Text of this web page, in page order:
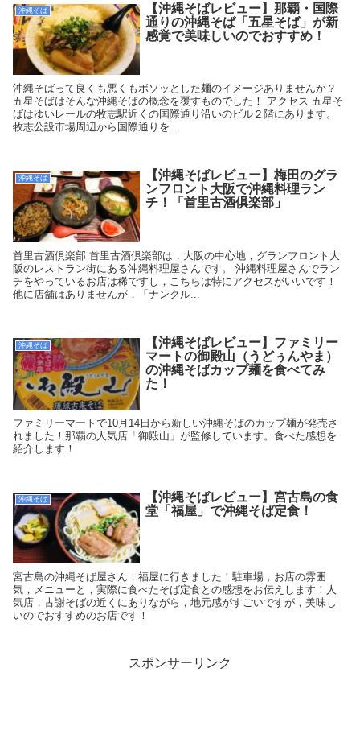
沖縄そば
【沖縄そばレビュー】那覇・国際
通りの沖縄そば「五星そば」が新
感覚で美味しいのでおすすめ！
沖縄そばって良くも悪くもボソッとした麺のイメージありませんか？
五星そばはそんな沖縄そばの概念を覆すものでした！ アクセス 五星そ
ばはゆいレールの牧志駅近くの国際通り沿いのビル２階にあります。
牧志公設市場周辺から国際通りを...
沖縄そば
【沖縄そばレビュー】梅田のグラ
ンフロント大阪で沖縄料理ラン
チ！「首里古酒倶楽部」
首里古酒倶楽部 首里古酒倶楽部は，大阪の中心地，グランフロント大
阪のレストラン街にある沖縄料理屋さんです。 沖縄料理屋さんでラン
チをやっているお店は稀ですし，こちらは特にアクセスがいいです！
他に店舗はありませんが，「ナンクル...
沖縄そば
【沖縄そばレビュー】ファミリー
マートの御殿山（うどぅんやま）
の沖縄そばカップ麺を食べてみ
た！
ファミリーマートで10月14日から新しい沖縄そばのカップ麺が発売さ
れました！那覇の人気店「御殿山」が監修しています。食べた感想を
紹介します！
沖縄そば
【沖縄そばレビュー】宮古島の食
堂「福屋」で沖縄そば定食！
宮古島の沖縄そば屋さん，福屋に行きました！駐車場，お店の雰囲
気，メニューと，実際に食べたそば定食との感想をお伝えします！人
気店，古謝そばの近くにありながら，地元感がすごいですが，美味し
いのでおすすめのお店です！
スポンサーリンク